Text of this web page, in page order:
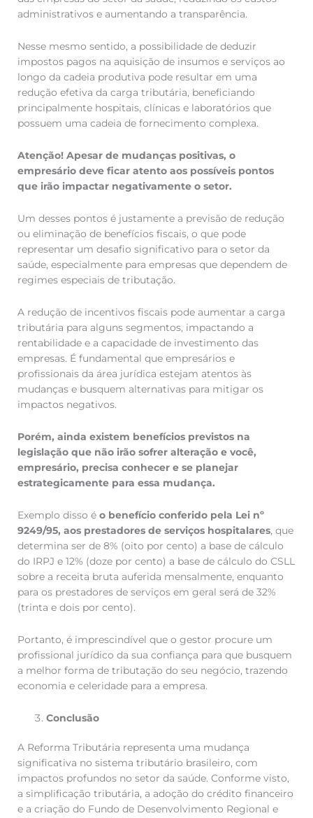
administrativos e aumentando a transparência.
Nesse mesmo sentido, a possibilidade de deduzir
impostos pagos na aquisição de insumos e serviços ao
longo da cadeia produtiva pode resultar em uma
redução efetiva da carga tributária, beneficiando
principalmente hospitais, clínicas e laboratórios que
possuem uma cadeia de fornecimento complexa.
Atenção! Apesar de mudanças positivas, o
empresário deve ficar atento aos possíveis pontos
que irão impactar negativamente o setor.
Um desses pontos é justamente a previsão de redução
ou eliminação de benefícios fiscais, o que pode
representar um desafio significativo para o setor da
saúde, especialmente para empresas que dependem de
regimes especiais de tributação.
A redução de incentivos fiscais pode aumentar a carga
tributária para alguns segmentos, impactando a
rentabilidade e a capacidade de investimento das
empresas. É fundamental que empresários e
profissionais da área jurídica estejam atentos às
mudanças e busquem alternativas para mitigar os
impactos negativos.
Porém, ainda existem benefícios previstos na
legislação que não irão sofrer alteração e você,
empresário, precisa conhecer e se planejar
estrategicamente para essa mudança.
Exemplo disso é o benefício conferido pela Lei nº
9249/95, aos prestadores de serviços hospitalares, que
determina ser de 8% (oito por cento) a base de cálculo
do IRPJ e 12% (doze por cento) a base de cálculo do CSLL
sobre a receita bruta auferida mensalmente, enquanto
para os prestadores de serviços em geral será de 32%
(trinta e dois por cento).
Portanto, é imprescindível que o gestor procure um
profissional jurídico da sua confiança para que busquem
a melhor forma de tributação do seu negócio, trazendo
economia e celeridade para a empresa.
Conclusão
A Reforma Tributária representa uma mudança
significativa no sistema tributário brasileiro, com
impactos profundos no setor da saúde. Conforme visto,
a simplificação tributária, a adoção do crédito financeiro
e a criação do Fundo de Desenvolvimento Regional e